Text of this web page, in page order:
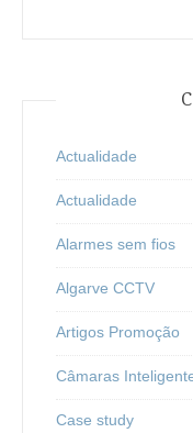
Actualidade
Actualidade
Alarmes sem fios
Algarve CCTV
Artigos Promoção
Câmaras
Case study